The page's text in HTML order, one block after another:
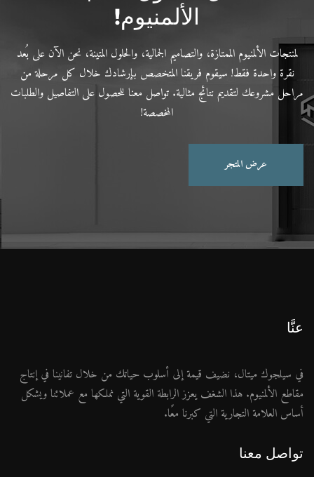
الألمنيوم!
لمنتجات الألمنيوم الممتازة، والتصاميم الجمالية، والحلول المتينة، نحن الآن على بُعد
نقرة واحدة فقط! سيقوم فريقنا المتخصص بإرشادك خلال كل مرحلة من
مراحل مشروعك لتقديم نتائج مثالية. تواصل معنا للحصول على التفاصيل والطلبات
المخصصة!
عرض المتجر
عنَّا
في سيلجوك ميتال، نضيف قيمة إلى أسلوب حياتك من خلال تفانينا في إنتاج
مقاطع الألمنيوم. هذا الشغف يعزز الرابطة القوية التي نملكها مع عملائنا ويشكل
أساس العلامة التجارية التي كبرنا معًا.
تواصل معنا